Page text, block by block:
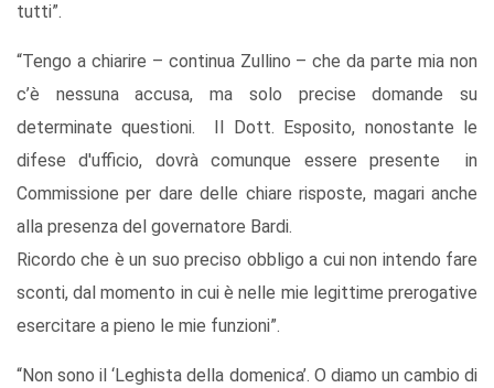
tutti”.
“Tengo a chiarire – continua Zullino – che da parte mia non
c’è nessuna accusa, ma solo precise domande su
determinate questioni. Il Dott. Esposito, nonostante le
difese d'ufficio, dovrà comunque essere presente in
Commissione per dare delle chiare risposte, magari anche
alla presenza del governatore Bardi.
Ricordo che è un suo preciso obbligo a cui non intendo fare
sconti, dal momento in cui è nelle mie legittime prerogative
esercitare a pieno le mie funzioni”.
“Non sono il ‘Leghista della domenica’. O diamo un cambio di